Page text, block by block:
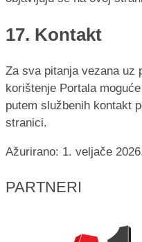
17. Kontakt
Za sva pitanja vezana uz
korištenje Portala
putem službenih kontakt
stranici.
Ažurirano: 1. veljače
PARTNERI